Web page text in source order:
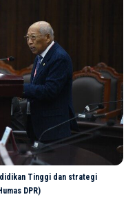
Tinggi dan strategi
DPR)